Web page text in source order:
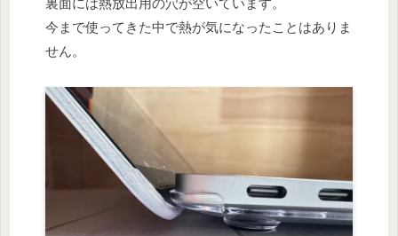
裏面には熱放出用の穴が空いています。
今まで使ってきた中で熱が気になったことはありま
せん。